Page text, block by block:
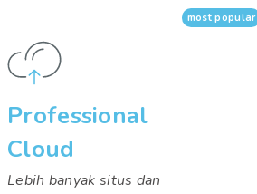
most popular
Professional
Cloud
Lebih banyak situs dan